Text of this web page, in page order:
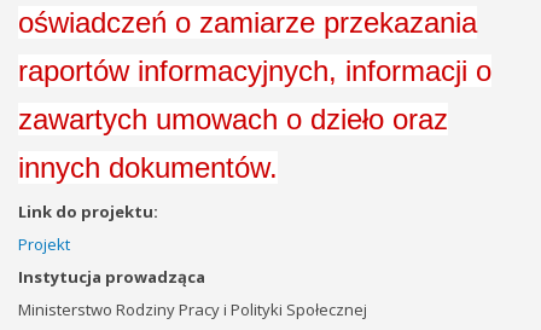
oświadczeń o zamiarze przekazania
raportów informacyjnych, informacji o
zawartych umowach o dzieło oraz
innych dokumentów.
Link do projektu:
Projekt
Instytucja prowadząca
Ministerstwo Rodziny Pracy i Polityki Społecznej